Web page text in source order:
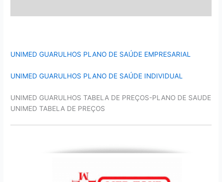
UNIMED GUARULHOS PLANO DE SAÚDE EMPRESARIAL
UNIMED GUARULHOS PLANO DE SAÚDE INDIVIDUAL
UNIMED GUARULHOS TABELA DE PREÇOS-PLANO DE SAUDE
UNIMED TABELA DE PREÇOS